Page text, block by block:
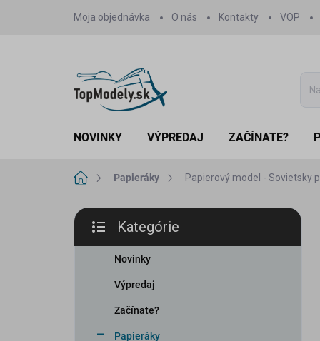
Moja objednávka O nás Kontakty VOP
NOVINKY VÝPREDAJ ZAČÍNATE?
DomovPapieráky Papierový model - Sovietsky
B
č
kategórie
Kategórie
Novinky
Výpredaj
Začínate?
Papieráky